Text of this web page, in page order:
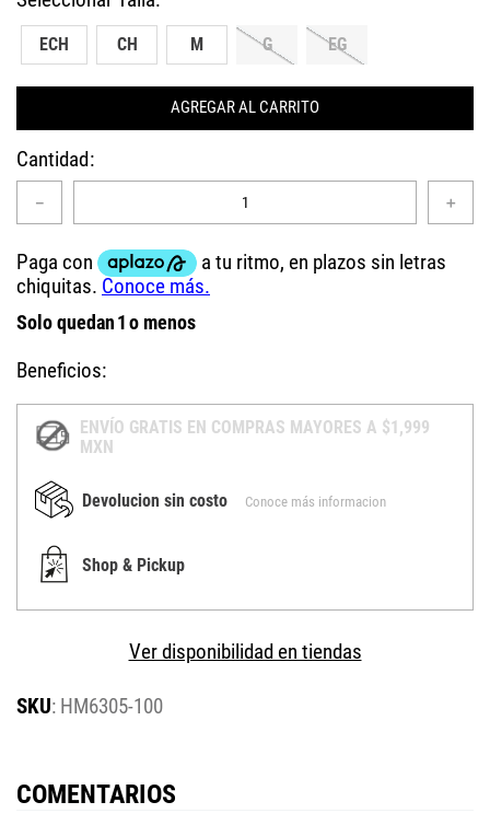
ECH CH M G EG
AGREGAR AL CARRITO
Cantidad
＋
－
Solo quedan 1 o menos
Beneficios:
ENVÍO GRATIS EN COMPRAS MAYORES A $1,999
MXN
Devolucion sin costo Conoce más informacion
Shop & Pickup
Ver disponibilidad en tiendas
: HM6305-100
COMENTARIOS